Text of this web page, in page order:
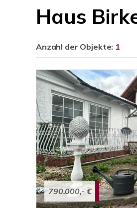
Haus
Anzahl der Objekte: 1
790.000,- €